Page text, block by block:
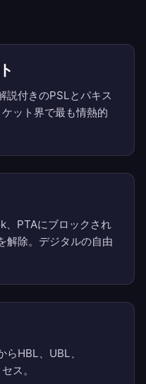
説付きのPSLとパキス
ット界で最も情熱的
PTAにブロックされ
解除。デジタルの自由
HBL、UBL、
ス。